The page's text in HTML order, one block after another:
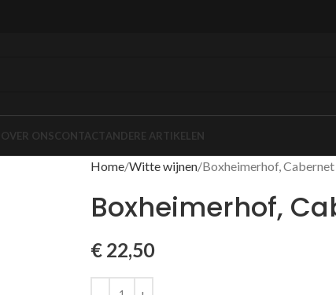
OVER ONSCONTACTANDERE ARTIKELEN
Home Witte wijnen Boxheimerhof,
Boxheimerhof,
€22,50